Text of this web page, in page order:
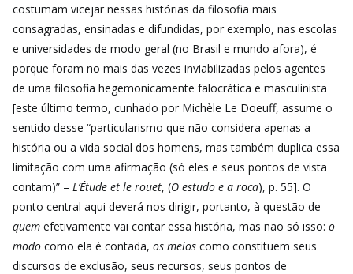
costumam vicejar nessas histórias da filosofia mais
consagradas, ensinadas e difundidas, por exemplo, nas escolas
e universidades de modo geral (no Brasil e mundo afora), é
porque foram no mais das vezes inviabilizadas pelos agentes
de uma filosofia hegemonicamente falocrática e masculinista
[este último termo, cunhado por Michèle Le Doeuff, assume o
sentido desse “particularismo que não considera apenas a
história ou a vida social dos homens, mas também duplica essa
limitação com uma afirmação (só eles e seus pontos de vista
contam)” – L’Étude et le rouet, (O estudo e a roca), p. 55]. O
ponto central aqui deverá nos dirigir, portanto, à questão de
quem efetivamente vai contar essa história, mas não só isso: o
modo como ela é contada, os meios como constituem seus
discursos de exclusão, seus recursos, seus pontos de